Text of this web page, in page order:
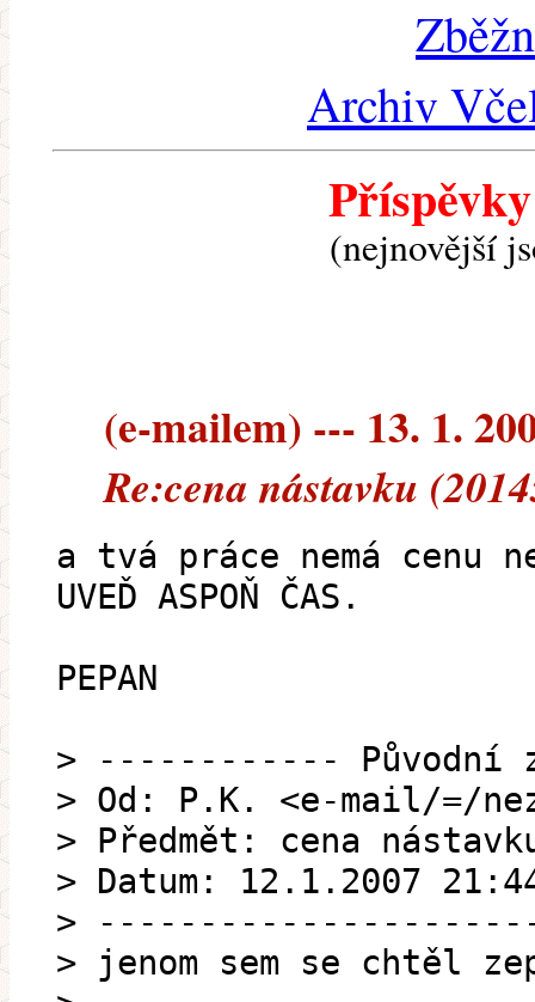
Archiv
(nejnovější
(e-mailem) --- 13. 1.
Re:cena nástavku
a tvá práce nemá
UVEĎ ASPOŇ ČAS.
PEPAN
> ------------ Původní
> Od: P.K. <e-mail/=/
> Předmět: cena
> Datum: 12.1.2007
>
> jenom sem se chtěl